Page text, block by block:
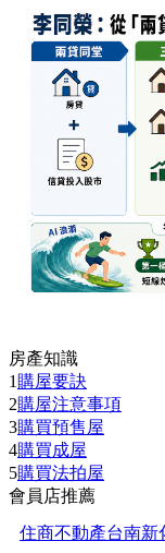
房產知識
1 購屋要訣
2購屋注意事項
3購買預售屋
4購買成屋
5購買法拍屋
會員店推薦
住商不動產台南新